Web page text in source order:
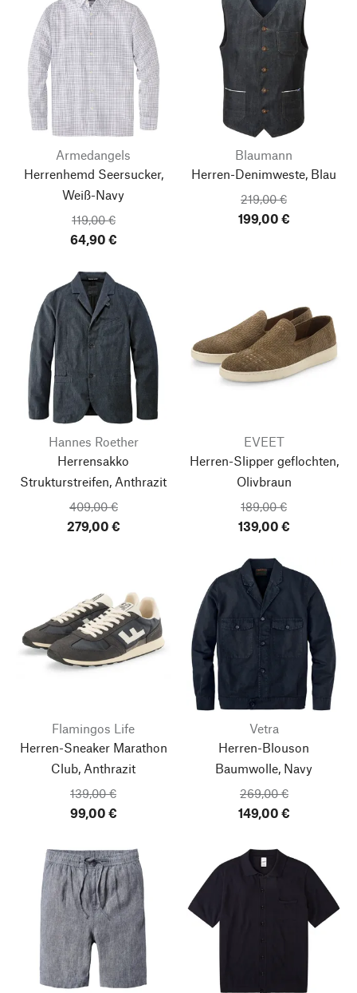
Armedangels
Herrenhemd Seersucker,
Weiß-Navy
119,00 €
64,90 €
Blaumann
Herren-Denimweste, Blau
219,00 €
199,00 €
Hannes Roether
Herrensakko
Strukturstreifen, Anthrazit
409,00 €
279,00 €
EVEET
Herren-Slipper geflochten,
Olivbraun
189,00 €
139,00 €
Flamingos Life
Herren-Sneaker Marathon
Club, Anthrazit
139,00 €
99,00 €
Vetra
Herren-Blouson
Baumwolle, Navy
269,00 €
149,00 €